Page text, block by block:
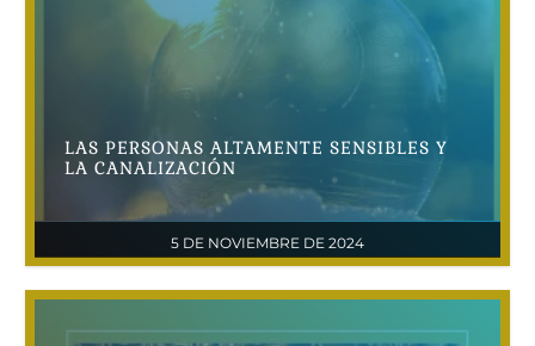
5 DE NOVIEMBRE DE 2024
LAS PERSONAS ALTAMENTE SENSIBLES Y
LA CANALIZACIÓN​